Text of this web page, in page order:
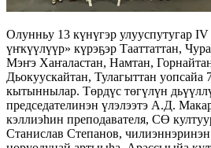
Олунньу 13 күнүгэр улууспутугар
үҥкүүлүүр» күрэҕэр Тааттаттан,
Мэҥэ Хаҥаластан, Намтан,
Дьокуускайтан, Тулагыттан уопсайа
кытыннылар. Төрдүс төгүлүн
председателинэн үлэлээтэ А.Д.
кэллиэhин преподавателя, СӨ
Станислав Степанов,